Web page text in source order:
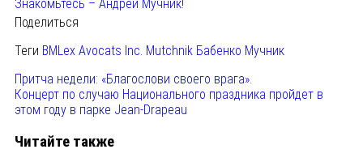
Знакомьтесь – Андрей Мучник!
Поделиться
Теги BMLex Avocats Inc. Mutchnik Бабенко Мучник
Притча недели: «Благослови своего врага».
Концерт по случаю Национального праздника пройдет в
этом году в парке Jean-Drapeau
Читайте также